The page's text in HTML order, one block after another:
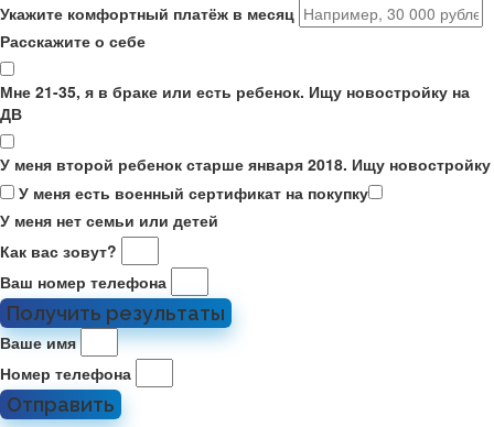
Укажите комфортный платёж в месяц
Расскажите о себе
Мне 21-35, я в браке или есть ребенок. Ищу новостройку на
ДВ
У меня второй ребенок старше января 2018. Ищу новостройку
У меня есть военный сертификат на покупку
У меня нет семьи или детей
Как вас зовут?
Ваш номер телефона
Получить результаты
Ваше имя
Номер телефона
Отправить